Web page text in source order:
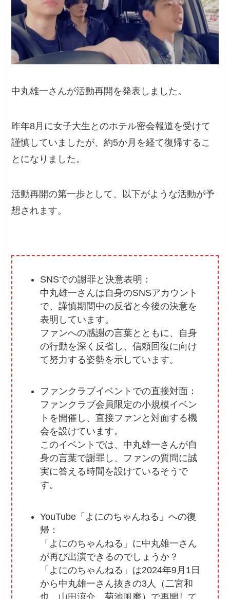
中丸雄一さんが活動再開を発表しました。
昨年8月に女子大生とのホテル密会報道を受けて
謹慎していましたが、約5か月を経て復帰するこ
とになりました。
活動再開の第一歩として、以下がような活動が予
想されます。
SNSでの謝罪と決意表明：
中丸雄一さんは自身のSNSアカウント
で、謹慎期間中の反省と今後の決意を
表明しています。
ファンへの感謝の言葉とともに、自身
の行動を深く反省し、信頼回復に向け
て努力する姿勢を示しています。
ファンクラブイベントでの直接対面：
ファンクラブ会員限定の小規模イベン
トを開催し、直接ファンと対面する機
会を設けています。
このイベントでは、中丸雄一さんが自
身の言葉で謝罪し、ファンの質問に誠
実に答える時間を設けているそうで
す。
YouTube「よにのちゃんねる」への復
帰：
「よにのちゃんねる」に中丸雄一さん
が再び出演できるのでしょうか？
「よにのちゃんねる」は2024年9月1日
から中丸雄一さん抜きの3人（二宮和